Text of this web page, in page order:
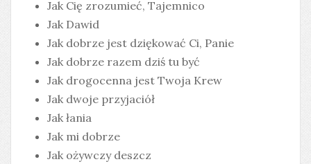
Jak Cię zrozumieć, Tajemnico
Jak Dawid
Jak dobrze jest dziękować Ci, Panie
Jak dobrze razem dziś tu być
Jak drogocenna jest Twoja Krew
Jak dwoje przyjaciół
Jak łania
Jak mi dobrze
Jak ożywczy deszcz